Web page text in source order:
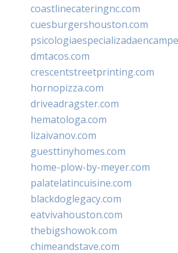
coastlinecateringnc.com
cuesburgershouston.com
dmtacos.com
crescentstreetprinting.com
hornopizza.com
driveadragster.com
hematologa.com
lizaivanov.com
guesttinyhomes.com
home-plow-by-meyer.com
palatelatincuisine.com
blackdoglegacy.com
eatvivahouston.com
thebigshowok.com
chimeandstave.com